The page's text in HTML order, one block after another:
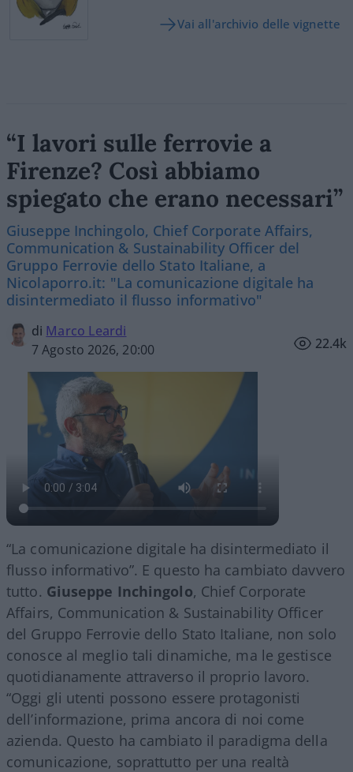
Vai all'archivio delle vignette
“I lavori sulle ferrovie a
Firenze? Così abbiamo
spiegato che erano necessari”
Giuseppe Inchingolo, Chief Corporate Affairs,
Communication & Sustainability Officer del
Gruppo Ferrovie dello Stato Italiane, a
Nicolaporro.it: "La comunicazione digitale ha
disintermediato il flusso informativo"
di Marco Leardi
7 Agosto 2026, 20:00
22.4k
“La comunicazione digitale ha disintermediato il
flusso informativo”. E questo ha cambiato davvero
tutto. Giuseppe Inchingolo, Chief Corporate
Affairs, Communication & Sustainability Officer
del Gruppo Ferrovie dello Stato Italiane, non solo
conosce al meglio tali dinamiche, ma le gestisce
quotidianamente attraverso il proprio lavoro.
“Oggi gli utenti possono essere protagonisti
dell’informazione, prima ancora di noi come
azienda. Questo ha cambiato il paradigma della
comunicazione, soprattutto per una realtà